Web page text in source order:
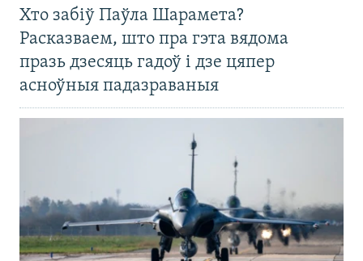
Хто забіў Паўла Шарамета?
Расказваем, што пра гэта вядома
празь дзесяць гадоў і дзе цяпер
асноўныя падазраваныя